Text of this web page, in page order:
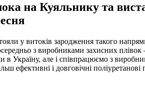
на Куяльнику та
у витоків зародження такого
з виробниками захисних
в Україну, але і співпрацюємо з
ефективні і довговічні